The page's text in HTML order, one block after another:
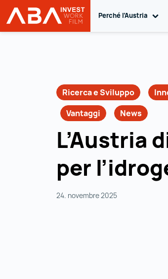
INVEST in AUSTRIA
Perché l’Austria
Ricerca e Sviluppo
Vantaggi
News
L’Austria
per
24. novembre 2025